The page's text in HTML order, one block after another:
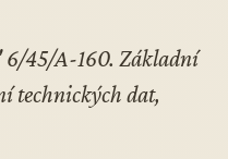
6/45/A-160. Základní
technických dat,